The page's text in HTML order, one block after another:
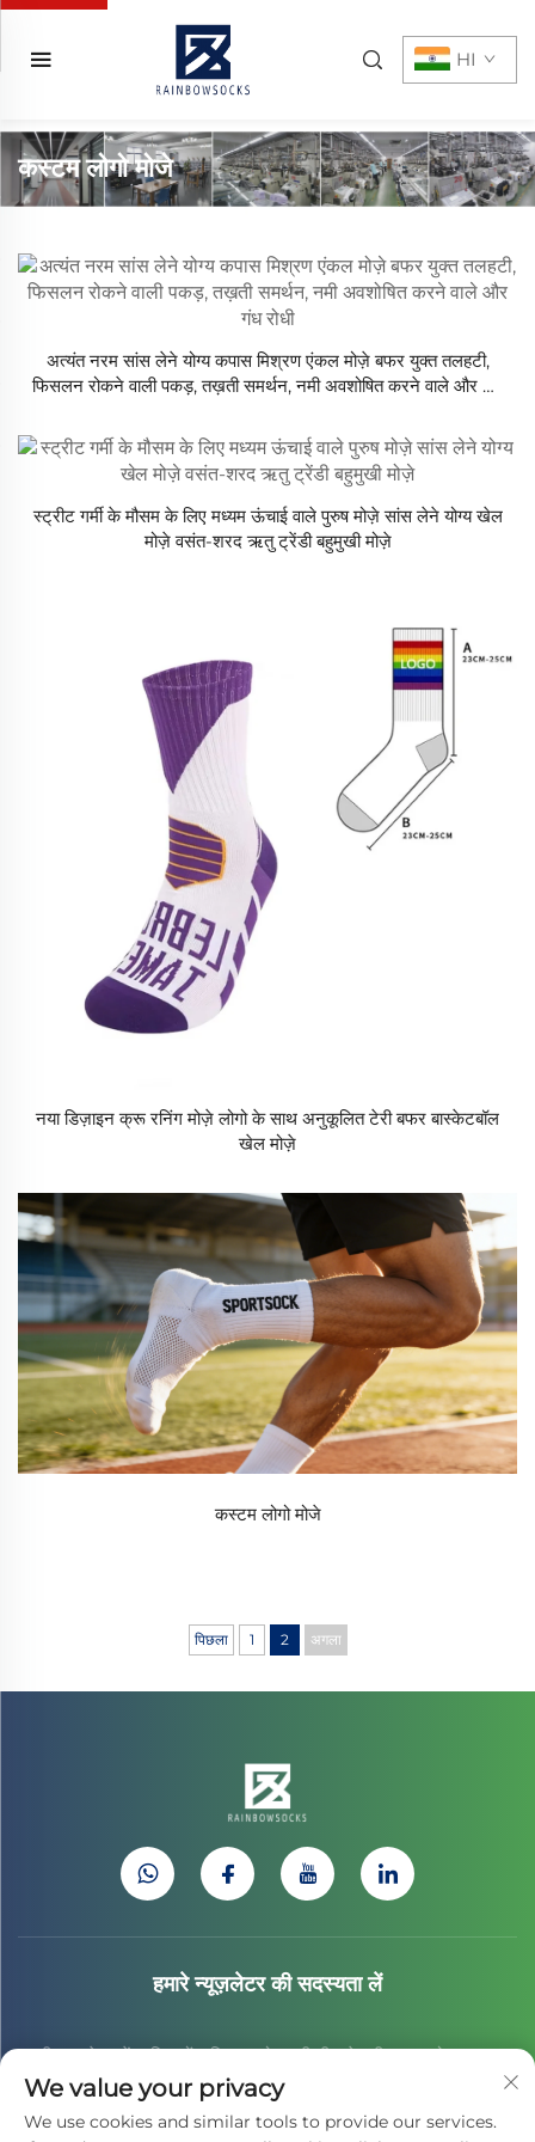
HI
कस्टम लोगो मोजे
अत्यंत नरम सांस लेने योग्य कपास मिश्रण एंकल मोज़े बफर युक्त तलहटी,
फिसलन रोकने वाली पकड़, तख़ती समर्थन, नमी अवशोषित करने वाले और गंध
स्ट्रीट गर्मी के मौसम के लिए मध्यम ऊंचाई वाले पुरुष मोज़े सांस लेने योग्य खेल
मोज़े वसंत-शरद ऋतु ट्रेंडी बहुमुखी मोज़े
नया डिज़ाइन क्रू रनिंग मोज़े लोगो के साथ अनुकूलित टेरी बफर बास्केटबॉल
खेल मोज़े
कस्टम लोगो मोजे
पिछला 1 2 अगला
हमारे न्यूज़लेटर की सदस्यता लें
हमारी न्यूज़लेटर में शामिल हों ताकि आपको हमारी टीम से नवीनतम उद्योग समाचार,
अपडेट और अंतर्दृष्टि प्राप्त हो।
We value your privacy
We use cookies and similar tools to provide our services.